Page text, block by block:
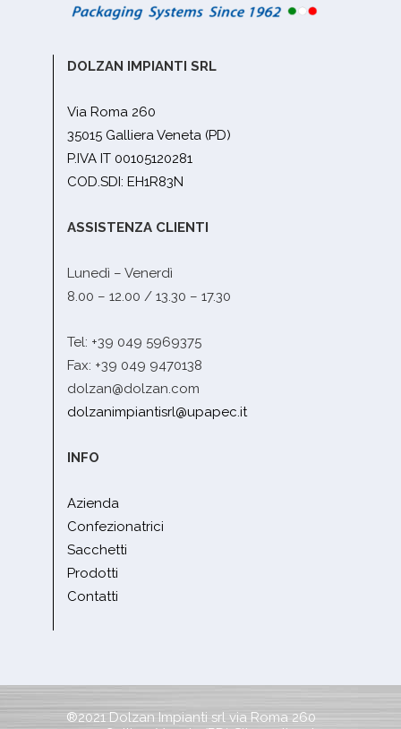
DOLZAN IMPIANTI SRL
Via Roma 260
35015 Galliera Veneta (PD)
P.IVA IT 00105120281
COD.SDI: EH1R83N
ASSISTENZA CLIENTI
Lunedì – Venerdì
8.00 – 12.00 / 13.30 – 17.30
Tel: +39 049 5969375
Fax: +39 049 9470138
dolzan@dolzan.com
dolzanimpiantisrl@upapec.it
INFO
Azienda
Confezionatrici
Sacchetti
Prodotti
Contatti
®2021 Dolzan Impianti srl via Roma 260